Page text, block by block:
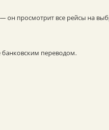
он просмотрит все рейсы на
банковским переводом.